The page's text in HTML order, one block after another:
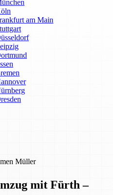
am Main
Müller
mit Fürth –